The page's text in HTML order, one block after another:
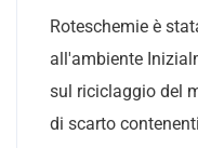
Roteschemie è
all'ambiente
sul riciclaggio del
di scarto